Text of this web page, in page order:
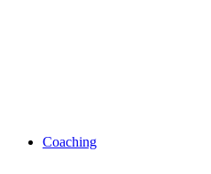
Coaching